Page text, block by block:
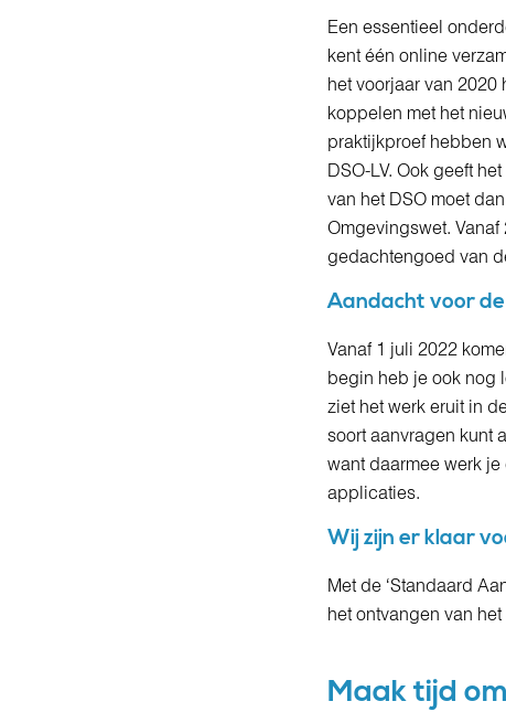
Een essentieel
kent één online
het voorjaar van
koppelen met het
praktijkproef hebben
DSO-LV. Ook geeft
van het DSO moet
Omgevingswet.
gedachtengoed van
Aandacht voor
Vanaf 1 juli 2022
begin heb je ook nog
ziet het werk eruit in
soort aanvragen kunt
want daarmee werk
applicaties.
Wij zijn er klaar
Met de ‘Standaard
het ontvangen van
Maak tijd